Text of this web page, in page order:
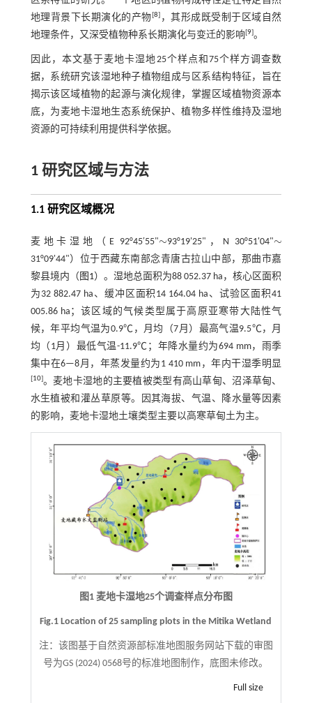
地理背景下长期演化的产物[8] ，其形成既受制于区域自然
地理条件，又深受植物种系长期演化与变迁的影响 [9]。
因此，本文基于麦地卡湿地25个样点和75个样方调查数
据，系统研究该湿地种子植物组成与区系结构特征，旨在
揭示该区域植物的起源与演化规律，掌握区域植物资源本
底，为麦地卡湿地生态系统保护、植物多样性维持及湿地
资源的可持续利用提供科学依据。
1 研究区域与方法
1.1 研究区域概况
麦地卡湿地（E 92°45′55"∼
∼93°19'25"，N 30°51'04"∼
∼
31°09'44"）位于西藏东南部念青唐古拉山中部，那曲市嘉
黎县境内（ 图1）。湿地总面积为88 052.37 ha，核心区面积
为32 882.47 ha、缓冲区面积14 164.04 ha、试验区面积41
005.86 ha；该区域的气候类型属于高原亚寒带大陆性气
候，年平均气温为0.9℃，月均（7月）最高气温9.5℃，月
均（1月）最低气温-11.9℃；年降水量约为694 mm，雨季
集中在6—8月，年蒸发量约为1 410 mm，年内干湿季明显
[10]。麦地卡湿地的主要植被类型有高山草甸、沼泽草甸、
水生植被和灌丛草原等。因其海拔、气温、降水量等因素
的影响，麦地卡湿地土壤类型主要以高寒草甸土为主。
图1 麦地卡湿地25个调查样点分布图
Fig.1 Location of 25 sampling plots in the Mitika Wetland
注： 该图基于自然资源部标准地图服务网站下载的审图
号为GS (2024) 0568号的标准地图制作，底图未修改。
Full size